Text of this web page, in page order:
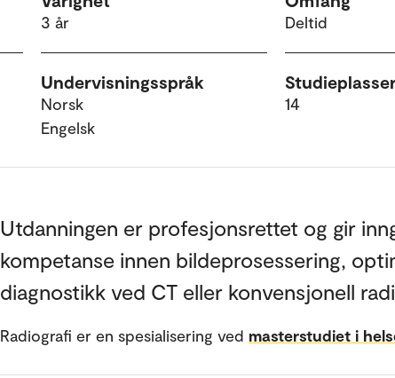
3 år Deltid
Undervisningsspråk
Norsk
Engelsk
14
Utdanningen er profesjonsrettet og gir
kompetanse innen bildeprosessering,
diagnostikk ved CT eller konvensjonell
Radiografi er en spesialisering ved masterstudiet i